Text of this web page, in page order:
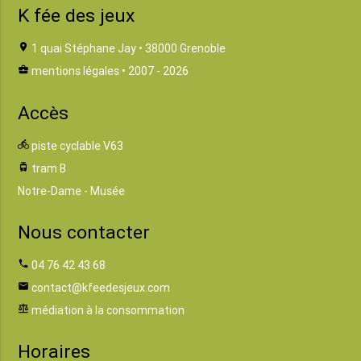
K fée des jeux
location_on 1 quai Stéphane Jay • 38000 Grenoble
business_center mentions légales • 2007 - 2026
Accès
directions_bike piste cyclable V63
tram tram B
Notre-Dame - Musée
Nous contacter
phone 04 76 42 43 68
email contact@kfeedesjeux.com
balance médiation à la consommation
Horaires